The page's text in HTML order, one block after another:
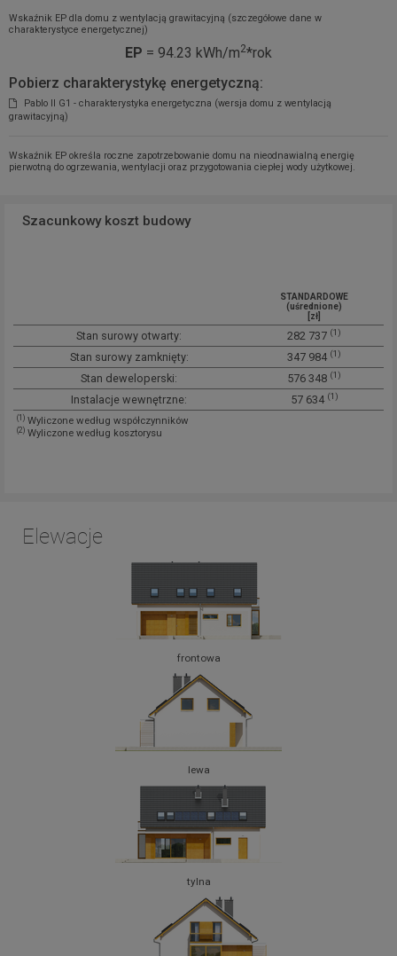
Wskaźnik EP dla domu z wentylacją grawitacyjną (szczegółowe dane w
charakterystyce energetycznej)
EP = 94.23 kWh/m2*rok
Pobierz charakterystykę energetyczną:
Pablo II G1 - charakterystyka energetyczna (wersja domu z wentylacją
grawitacyjną)
Wskaźnik EP określa roczne zapotrzebowanie domu na nieodnawialną energię
pierwotną do ogrzewania, wentylacji oraz przygotowania ciepłej wody użytkowej.
Szacunkowy koszt budowy
STANDARDOWE
(uśrednione)
[zł]
Stan surowy otwarty: 282 737 (1)
Stan surowy zamknięty: 347 984 (1)
Stan deweloperski: 576 348 (1)
Instalacje wewnętrzne: 57 634 (1)
(1) Wyliczone według współczynników
(2) Wyliczone według kosztorysu
Elewacje
frontowa
lewa
tylna